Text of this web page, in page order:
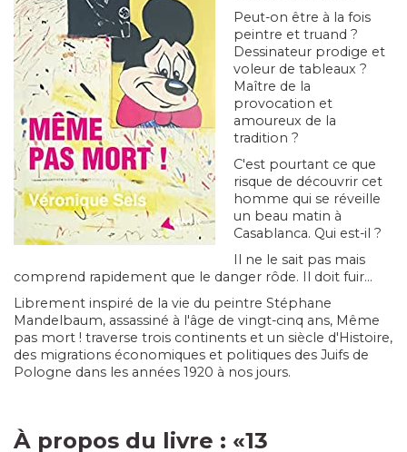
Peut-on être à la fois
peintre et truand ?
Dessinateur prodige et
voleur de tableaux ?
Maître de la
provocation et
amoureux de la
tradition ?
C'est pourtant ce que
risque de découvrir cet
homme qui se réveille
un beau matin à
Casablanca. Qui est-il ?
Il ne le sait pas mais
comprend rapidement que le danger rôde. Il doit fuir...
Librement inspiré de la vie du peintre Stéphane
Mandelbaum, assassiné à l'âge de vingt-cinq ans, Même
pas mort ! traverse trois continents et un siècle d'Histoire,
des migrations économiques et politiques des Juifs de
Pologne dans les années 1920 à nos jours.
À propos du livre : «13